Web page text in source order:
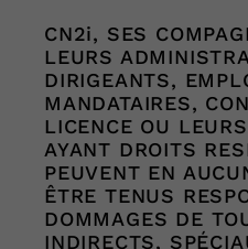
CN2i, SES
LEURS
DIRIGEANTS,
MANDATAIRES,
LICENCE OU
AYANT DROITS
PEUVENT EN
ÊTRE TENUS
DOMMAGES DE
INDIRECTS,